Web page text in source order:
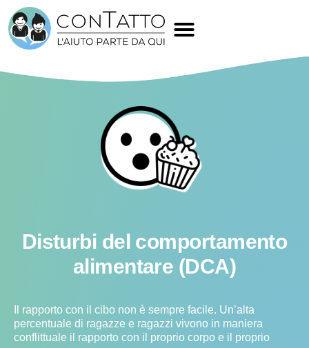
Disturbi del comportamento
alimentare (DCA)
Il rapporto con il cibo non è sempre facile. Un’alta
percentuale di ragazze e ragazzi vivono in maniera
conflittuale il rapporto con il proprio corpo e il proprio